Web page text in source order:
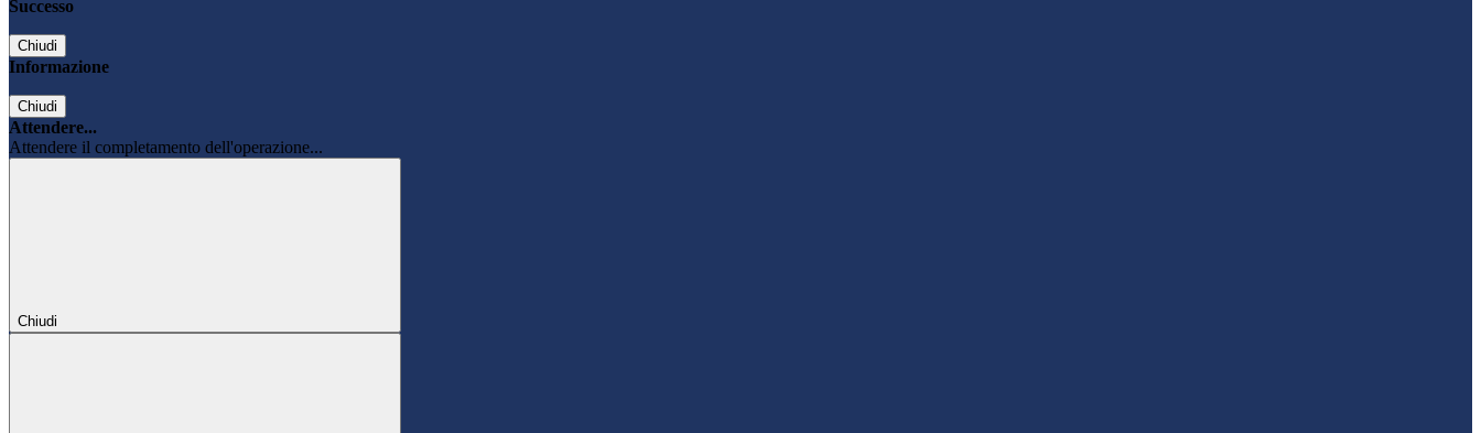
Successo
Chiudi
Informazione
Chiudi
Attendere...
Attendere il completamento dell'operazione...
Chiudi